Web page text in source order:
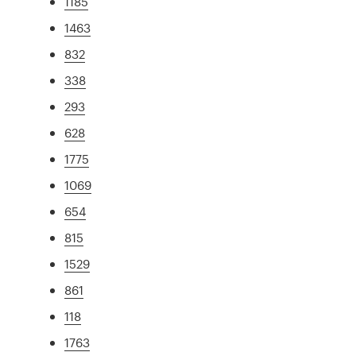
1463
832
338
293
628
1775
1069
654
815
1529
861
118
1763